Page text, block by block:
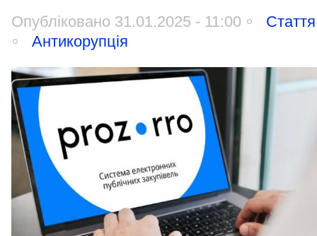
Опубліковано 31.01.2025 - 11:00
Стаття
Антикорупція